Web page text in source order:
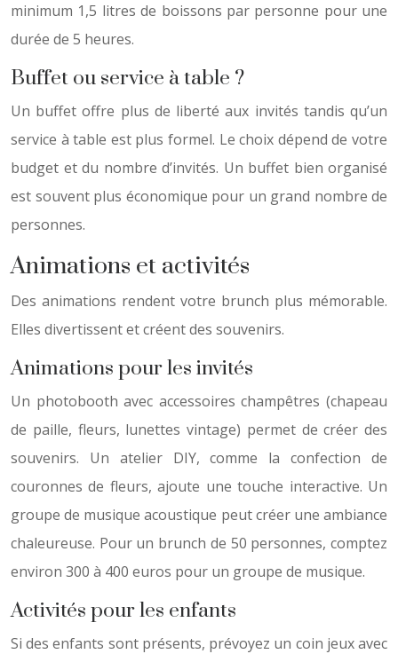
minimum 1,5 litres de boissons par personne pour une
durée de 5 heures.
Buffet ou service à table ?
Un buffet offre plus de liberté aux invités tandis qu’un
service à table est plus formel. Le choix dépend de votre
budget et du nombre d’invités. Un buffet bien organisé
est souvent plus économique pour un grand nombre de
personnes.
Animations et activités
Des animations rendent votre brunch plus mémorable.
Elles divertissent et créent des souvenirs.
Animations pour les invités
Un photobooth avec accessoires champêtres (chapeau
de paille, fleurs, lunettes vintage) permet de créer des
souvenirs. Un atelier DIY, comme la confection de
couronnes de fleurs, ajoute une touche interactive. Un
groupe de musique acoustique peut créer une ambiance
chaleureuse. Pour un brunch de 50 personnes, comptez
environ 300 à 400 euros pour un groupe de musique.
Activités pour les enfants
Si des enfants sont présents, prévoyez un coin jeux avec